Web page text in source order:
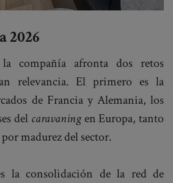
2026
compañía afronta dos retos
relevancia. El primero es la
de Francia y Alemania, los
del caravaningen Europa, tanto
madurez del sector.
la consolidación de la red de